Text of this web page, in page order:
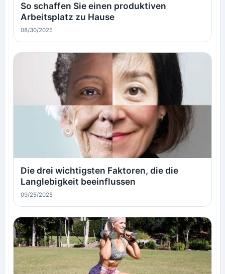
So schaffen Sie einen produktiven
Arbeitsplatz zu Hause
08/30/2025
Die drei wichtigsten Faktoren, die die
Langlebigkeit beeinflussen
09/25/2025